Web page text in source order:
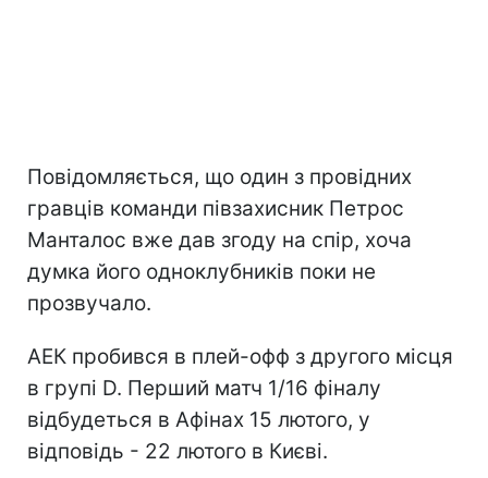
Повідомляється, що один з провідних
гравців команди півзахисник Петрос
Манталос вже дав згоду на спір, хоча
думка його одноклубників поки не
прозвучало.
АЕК пробився в плей-офф з другого місця
в групі D. Перший матч 1/16 фіналу
відбудеться в Афінах 15 лютого, у
відповідь - 22 лютого в Києві.